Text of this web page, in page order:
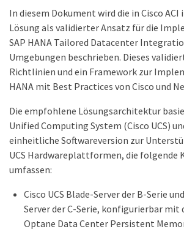
In diesem Dokument wird die in Cisco
Lösung als validierter Ansatz für die
SAP HANA Tailored Datacenter
Umgebungen beschrieben. Dieses
Richtlinien und ein Framework zur
HANA mit Best Practices von Cisco und
Die empfohlene Lösungsarchitektur
Unified Computing System (Cisco UCS)
einheitliche Softwareversion zur
UCS Hardwareplattformen, die folgende
umfassen:
Cisco UCS Blade-Server der B-Serie
Server der C-Serie, konfigurierbar
Optane Data Center Persistent